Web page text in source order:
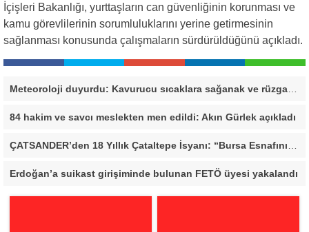
İçişleri Bakanlığı, yurttaşların can güvenliğinin korunması ve
kamu görevlilerinin sorumluluklarını yerine getirmesinin
sağlanması konusunda çalışmaların sürdürüldüğünü açıkladı.
Meteoroloji duyurdu: Kavurucu sıcaklara sağanak ve rüzgar arası
84 hakim ve savcı meslekten men edildi: Akın Gürlek açıkladı
Erdoğan’a suikast girişiminde bulunan FETÖ üyesi yakalandı